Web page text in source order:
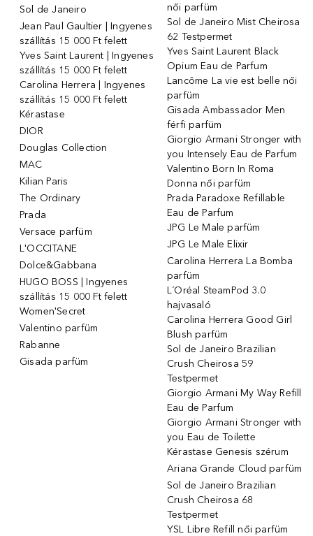
Sol de Janeiro
Jean Paul Gaultier | Ingyenes
szállítás 15 000 Ft felett
Yves Saint Laurent | Ingyenes
szállítás 15 000 Ft felett
Carolina Herrera | Ingyenes
szállítás 15 000 Ft felett
Kérastase
DIOR
Douglas Collection
MAC
Kilian Paris
The Ordinary
Prada
Versace parfüm
L'OCCITANE
Dolce&Gabbana
HUGO BOSS | Ingyenes
szállítás 15 000 Ft felett
Women'Secret
Valentino parfüm
Rabanne
Gisada parfüm
női parfüm
Sol de Janeiro Mist Cheirosa
62 Testpermet
Yves Saint Laurent Black
Opium Eau de Parfum
Lancôme La vie est belle női
parfüm
Gisada Ambassador Men
férfi parfüm
Giorgio Armani Stronger with
you Intensely Eau de Parfum
Valentino Born In Roma
Donna női parfüm
Prada Paradoxe Refillable
Eau de Parfum
JPG Le Male parfüm
JPG Le Male Elixir
Carolina Herrera La Bomba
parfüm
L´Oréal SteamPod 3.0
hajvasaló
Carolina Herrera Good Girl
Blush parfüm
Sol de Janeiro Brazilian
Crush Cheirosa 59
Testpermet
Giorgio Armani My Way Refill
Eau de Parfum
Giorgio Armani Stronger with
you Eau de Toilette
Kérastase Genesis szérum
Ariana Grande Cloud parfüm
Sol de Janeiro Brazilian
Crush Cheirosa 68
Testpermet
YSL Libre Refill női parfüm